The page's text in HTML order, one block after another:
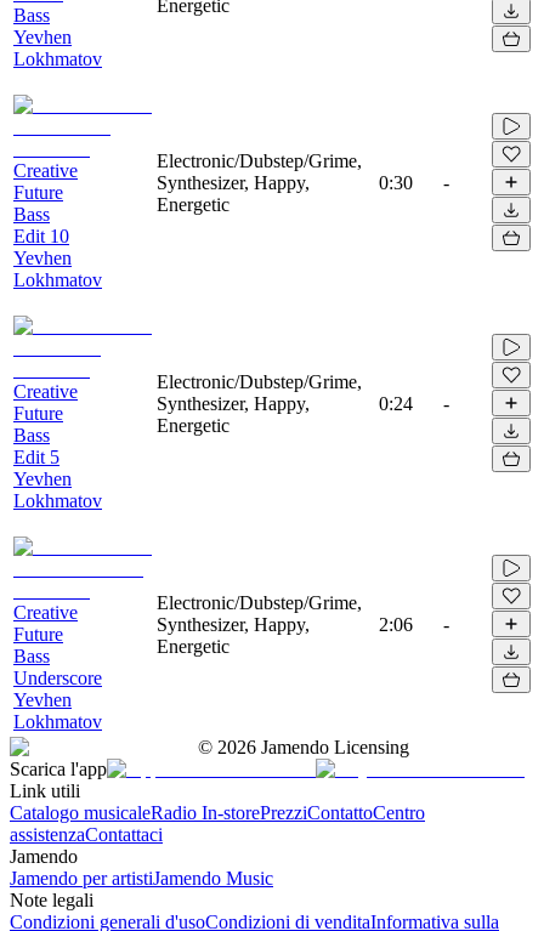
Bass
Yevhen
Lokhmatov
Energetic
Creative
Future
Bass
Edit 10
Yevhen
Lokhmatov
Electronic/Dubstep/Grime,
Synthesizer, Happy,
Energetic
0:30 -
Creative
Future
Bass
Edit 5
Yevhen
Lokhmatov
Electronic/Dubstep/Grime,
Synthesizer, Happy,
Energetic
0:24 -
Creative
Future
Bass
Underscore
Yevhen
Lokhmatov
Electronic/Dubstep/Grime,
Synthesizer, Happy,
Energetic
2:06 -
© 2026 Jamendo Licensing
Scarica l'app
Link utili
Catalogo musicaleRadio In-storePrezziContattoCentro
assistenzaContattaci
Jamendo
Jamendo per artistiJamendo Music
Note legali
Condizioni generali d'usoCondizioni di venditaInformativa sulla